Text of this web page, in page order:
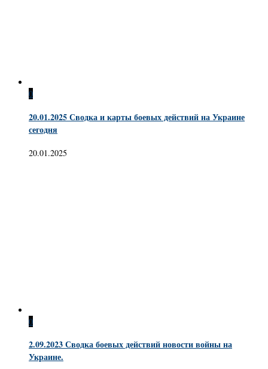
0
20.01.2025 Сводка и карты боевых действий на Украине
сегодня
20.01.2025
0
2.09.2023 Сводка боевых действий новости войны на
Украине.